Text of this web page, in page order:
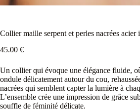
Collier maille serpent et perles nacrées acier
45.00 €
Un collier qui évoque une élégance fluide,
ondule délicatement autour du cou,
nacrées qui semblent capter la lumière à
L’ensemble crée une impression de grâce
souffle de féminité délicate.